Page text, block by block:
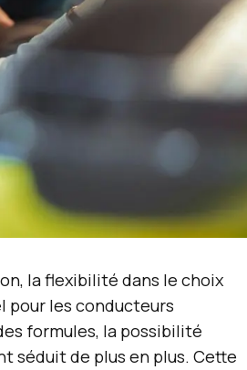
la flexibilité dans le choix
pour les conducteurs
formules, la possibilité
séduit de plus en plus. Cette